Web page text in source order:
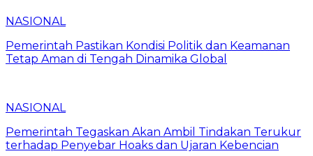
NASIONAL
Pemerintah Pastikan Kondisi Politik dan Keamanan
Tetap Aman di Tengah Dinamika Global
NASIONAL
Pemerintah Tegaskan Akan Ambil Tindakan Terukur
terhadap Penyebar Hoaks dan Ujaran Kebencian